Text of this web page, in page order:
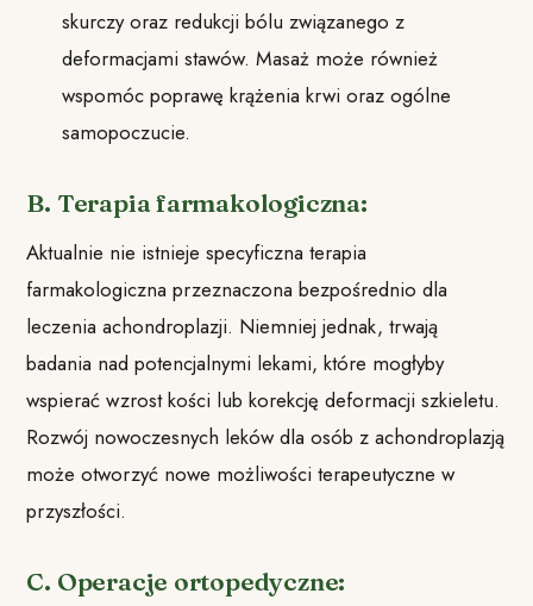
skurczy oraz redukcji bólu związanego z
deformacjami stawów. Masaż może również
wspomóc poprawę krążenia krwi oraz ogólne
samopoczucie.
B. Terapia farmakologiczna:
Aktualnie nie istnieje specyficzna terapia
farmakologiczna przeznaczona bezpośrednio dla
leczenia achondroplazji. Niemniej jednak, trwają
badania nad potencjalnymi lekami, które mogłyby
wspierać wzrost kości lub korekcję deformacji szkieletu.
Rozwój nowoczesnych leków dla osób z achondroplazją
może otworzyć nowe możliwości terapeutyczne w
przyszłości.
C. Operacje ortopedyczne: